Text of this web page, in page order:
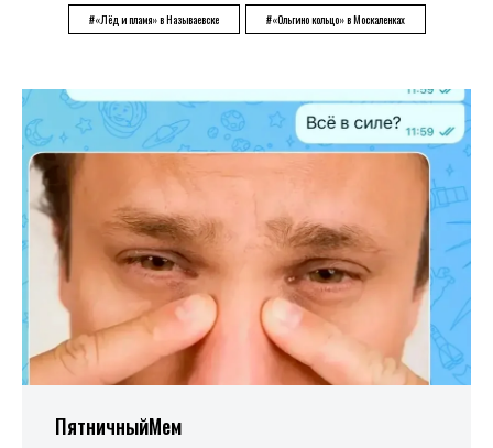
#«Лёд и пламя» в Называевске #«Ольгино кольцо» в Москаленках
ПятничныйМем